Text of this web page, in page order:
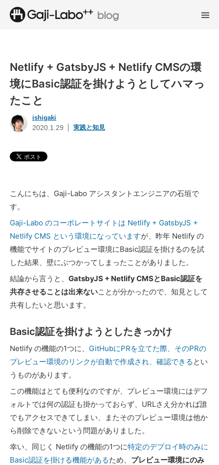
Netlify + GatsbyJS + Netlify CMSの環
境にBasic認証を掛けようとしてハマっ
たこと
ishigaki
2020.1.29 実践と知見
こんにちは、Gaji-Labo アシスタントエンジニアの石垣で
す。
Gaji-Labo のコーポレートサイトは Netlify + GatsbyJS +
Netlify CMS という環境になっていますが、昨年 Netlify の
機能でサイトのプレビュー環境にBasic認証を掛けるのを試
した結果、壁にぶつかってしまったことがありました。
結論から言うと、 GatsbyJS + Netlify CMSとBasic認証を
共存させることは出来ないことが分かったので、知見として
共有したいと思います。
Basic認証を掛けようとしたきっかけ
Netlify の機能の1つに、 GitHubにPRを立てた際、そのPRの
プレビュー環境のリンクが自動で作成され、確認できる とい
うものがあります。
この機能はとても便利なのですが、プレビュー環境にはデフ
ォルトでは何の認証も掛かっておらず、URLさえ分かれば誰
でもアクセスできてしまい、またそのプレビュー環境は他か
ら削除できないという問題がありました。
幸い、同じく Netlify の機能の1つに特定のデプロイ時のみに
Basic認証を掛ける機能があるため、 プレビュー環境にのみ